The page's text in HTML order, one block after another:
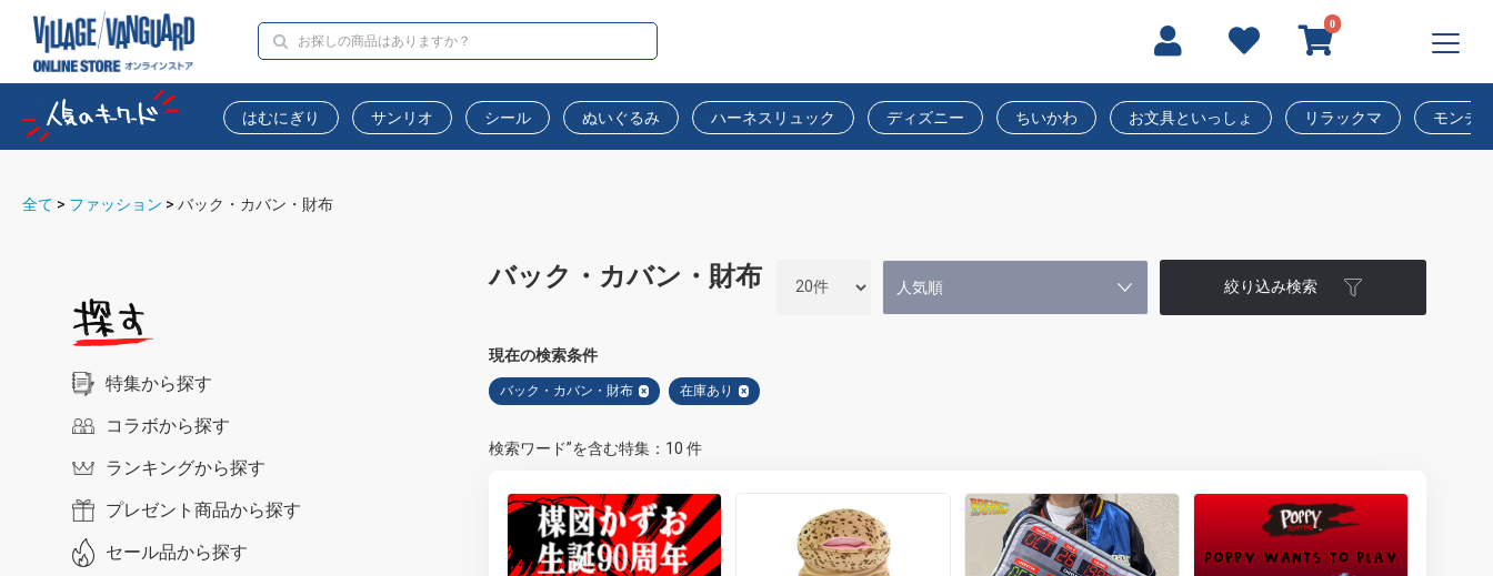
0
はむにぎり サンリオ シール ぬいぐるみ ハーネスリュック ディズニー ちいかわ お文具といっしょ リラックマ モンチ
全て > ファッション > バック・カバン・財布
特集から探す
コラボから探す
ランキングから探す
プレゼント商品から探す
セール品から探す
バック・カバン・財布 絞り込み検索
現在の検索条件
バック・カバン・財布 × 在庫あり ×
検索ワード”を含む特集：10 件